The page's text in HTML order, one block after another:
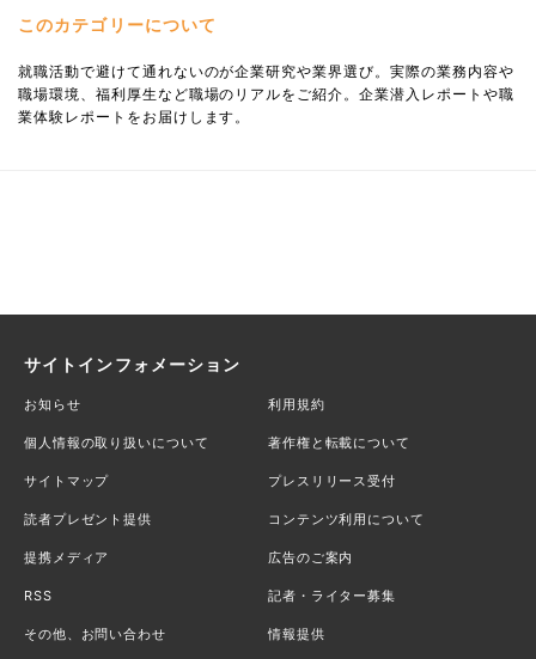
このカテゴリーについて
就職活動で避けて通れないのが企業研究や業界選び。実際の業務内容や
職場環境、福利厚生など職場のリアルをご紹介。企業潜入レポートや職
業体験レポートをお届けします。
サイトインフォメーション
お知らせ 利用規約
個人情報の取り扱いについて 著作権と転載について
サイトマップ プレスリリース受付
読者プレゼント提供 コンテンツ利用について
提携メディア 広告のご案内
RSS 記者・ライター募集
その他、お問い合わせ 情報提供